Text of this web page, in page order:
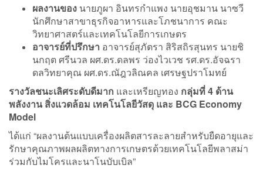
ผลงานของ นายภูผา อินทรกำแพง นายอุชมาน นาซวี
นักศึกษาสาขาธุรกิจอาหารและโภชนาการ คณะ
วิทยาศาสตร์และเทคโนโลยีการเกษตร
อาจารย์ที่ปรึกษา อาจารย์สุภัตรา สิริสถิรสุนทร นายชิ
นกฤต ศรีนวล ผศ.ดร.ดลพร ว่องไวเวช รศ.ดร.อัจฉรา
ดลวิทยาคุณ ผศ.ดร.ณัฎวลิณคล เศรษฐปราโมทย์
รางวัลชนะเลิศระดับดีมาก และเหรียญทอง กลุ่มที่ 4 ด้าน
พลังงาน สิ่งแวดล้อม เทคโนโลยีวัสดุ และ BCG Economy
Model
ได้แก่ “ผลงานต้นแบบเครื่องผลิตสารละลายสำหรับยืดอายุและ
รักษาคุณภาพผลผลิตทางการเกษตรด้วยเทคโนโลยีพลาสม่า
ร่วมกับไมโครและนาโนบับเบิล”